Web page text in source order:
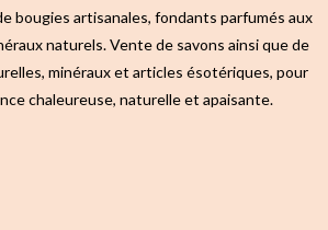
bougies artisanales, fondants parfumés aux
naturels. Vente de savons ainsi que de
minéraux et articles ésotériques, pour
chaleureuse, naturelle et apaisante.